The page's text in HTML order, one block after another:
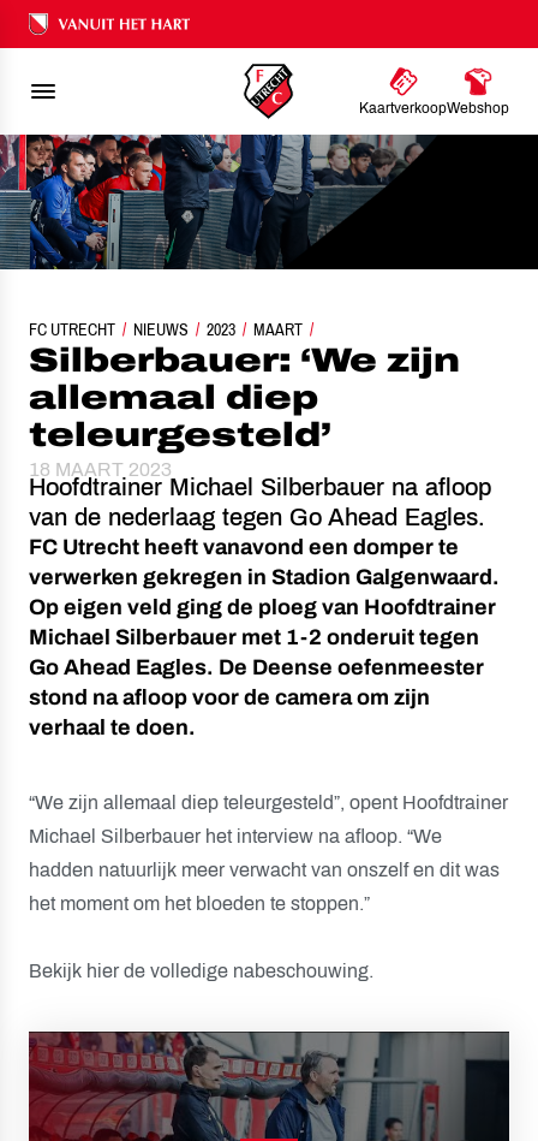
Ons nalatenschap
KaartverkoopWebshop
FC UTRECHT NIEUWS 2023 MAART
SILBERBAUER: ‘WE ZIJN ALLEMAAL DIEP TELEURGESTELD’
Silberbauer: ‘We zijn
allemaal diep
teleurgesteld’
18 MAART 2023
Hoofdtrainer Michael Silberbauer na afloop
van de nederlaag tegen Go Ahead Eagles.
FC Utrecht heeft vanavond een domper te
verwerken gekregen in Stadion Galgenwaard.
Op eigen veld ging de ploeg van Hoofdtrainer
Michael Silberbauer met 1-2 onderuit tegen
Go Ahead Eagles. De Deense oefenmeester
stond na afloop voor de camera om zijn
verhaal te doen.
“We zijn allemaal diep teleurgesteld”, opent Hoofdtrainer
Michael Silberbauer het interview na afloop. “We
hadden natuurlijk meer verwacht van onszelf en dit was
het moment om het bloeden te stoppen.”
Bekijk hier de volledige nabeschouwing.